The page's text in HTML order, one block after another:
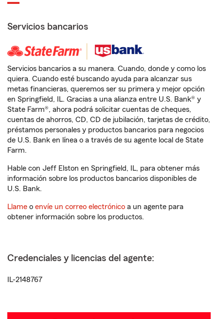
Servicios bancarios
Servicios bancarios a su manera. Cuando, donde y como los
quiera. Cuando esté buscando ayuda para alcanzar sus
metas financieras, queremos ser su primera y mejor opción
en Springfield, IL. Gracias a una alianza entre U.S. Bank® y
State Farm®, ahora podrá solicitar cuentas de cheques,
cuentas de ahorros, CD, CD de jubilación, tarjetas de crédito,
préstamos personales y productos bancarios para negocios
de U.S. Bank en línea o a través de su agente local de State
Farm.
Hable con Jeff Elston en Springfield, IL, para obtener más
información sobre los productos bancarios disponibles de
U.S. Bank.
Llame o envíe un correo electrónico a un agente para
obtener información sobre los productos.
Credenciales y licencias del agente:
IL-2148767